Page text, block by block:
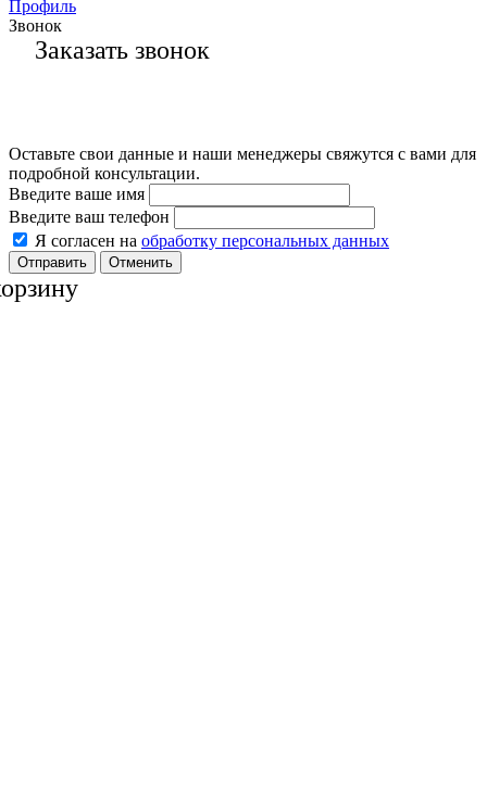
Профиль
Звонок
Заказать звонок
Оставьте свои данные и наши менеджеры свяжутся с вами для
подробной консультации.
Введите ваше имя
Введите ваш телефон
Я согласен на обработку персональных данных
Отменить